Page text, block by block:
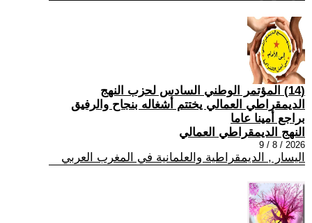
(14) المؤتمر الوطني السادس لحزب النهج
الديمقراطي العمالي يختتم أشغاله بنجاح والرفيق
براجع أمينا عاما
النهج الديمقراطي العمالي
2026 / 8 / 9
اليسار , الديمقراطية والعلمانية في المغرب العربي